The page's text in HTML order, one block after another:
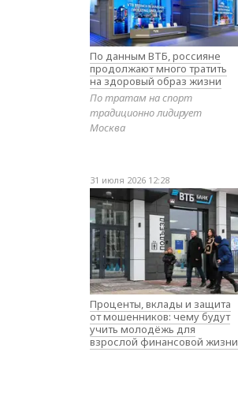
По данным ВТБ, россияне
продолжают много тратить
на здоровый образ жизни
По тратам на спорт
традиционно лидирует
Москва
31 июля 2026 12:28
Проценты, вклады и защита
от мошенников: чему будут
учить молодёжь для
взрослой финансовой жизни